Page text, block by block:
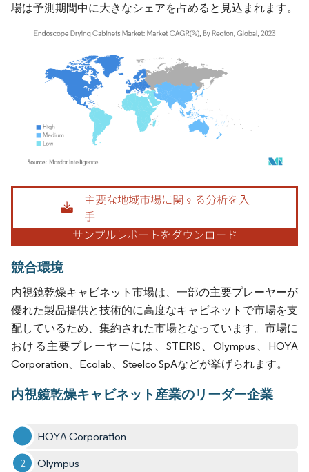
場は予測期間中に大きなシェアを占めると見込まれます。
画像 © Mordor Intelligence。再利用にはCC BY 4.0の表示が必要です。
競合環境
内視鏡乾燥キャビネット市場は、一部の主要プレーヤーが
優れた製品提供と技術的に高度なキャビネットで市場を支
配しているため、集約された市場となっています。市場に
おける主要プレーヤーには、STERIS、Olympus、HOYA
Corporation、Ecolab、Steelco SpAなどが挙げられます。
内視鏡乾燥キャビネット産業のリーダー企業
HOYA Corporation
Olympus